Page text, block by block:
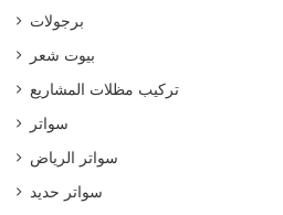
برجولات
بيوت شعر
تركيب مظلات المشاريع
سواتر
سواتر الرياض
سواتر حديد